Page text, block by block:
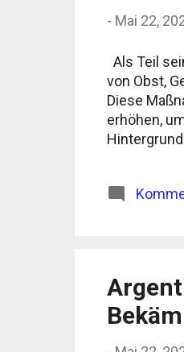
- Mai 22,
Als Teil
von Obst,
Diese
erhöhen,